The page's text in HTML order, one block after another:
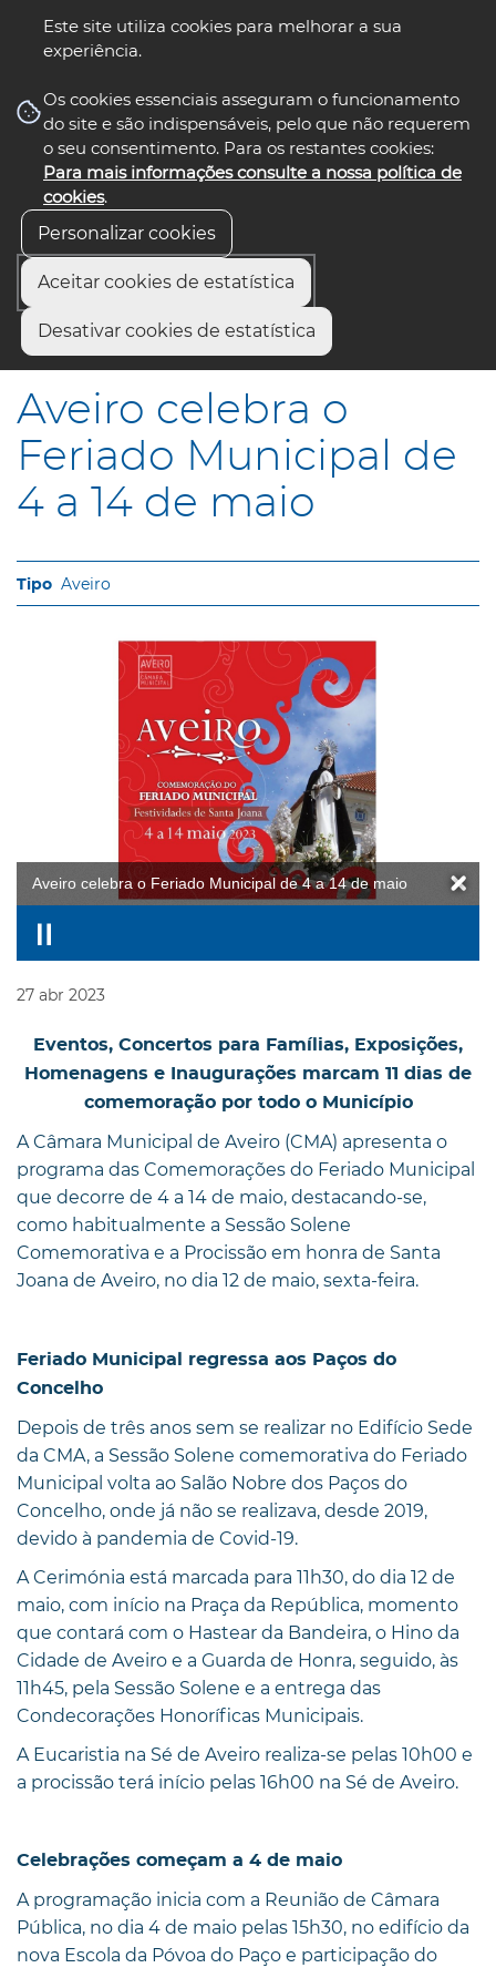
Este site utiliza cookies para melhorar a sua
experiência.
Os cookies essenciais asseguram o funcionamento
do site e são indispensáveis, pelo que não requerem
o seu consentimento. Para os restantes cookies:
Para mais informações consulte a nossa política de
cookies.
Personalizar cookies
Aceitar cookies de estatística
Desativar cookies de estatística
nos select language
Início
Aveiro celebra o Feriado Municipal de 4 a 14 de maio
Aveiro celebra o
Feriado Municipal de
4 a 14 de maio
Aveiro
Aveiro celebra o Feriado Municipal de 4 a 14 de maio
27 abr 2023
Eventos, Concertos para Famílias, Exposições,
Homenagens e Inaugurações marcam 11 dias de
comemoração por todo o Município
A Câmara Municipal de Aveiro (CMA) apresenta o
programa das Comemorações do Feriado Municipal
que decorre de 4 a 14 de maio, destacando-se,
como habitualmente a Sessão Solene
Comemorativa e a Procissão em honra de Santa
Joana de Aveiro, no dia 12 de maio, sexta-feira.
Feriado Municipal regressa aos Paços do
Concelho
Depois de três anos sem se realizar no Edifício Sede
da CMA, a Sessão Solene comemorativa do Feriado
Municipal volta ao Salão Nobre dos Paços do
Concelho, onde já não se realizava, desde 2019,
devido à pandemia de Covid-19.
A Cerimónia está marcada para 11h30, do dia 12 de
maio, com início na Praça da República, momento
que contará com o Hastear da Bandeira, o Hino da
Cidade de Aveiro e a Guarda de Honra, seguido, às
11h45, pela Sessão Solene e a entrega das
Condecorações Honoríficas Municipais.
A Eucaristia na Sé de Aveiro realiza-se pelas 10h00 e
a procissão terá início pelas 16h00 na Sé de Aveiro.
Celebrações começam a 4 de maio
A programação inicia com a Reunião de Câmara
Pública, no dia 4 de maio pelas 15h30, no edifício da
nova Escola da Póvoa do Paço e participação do